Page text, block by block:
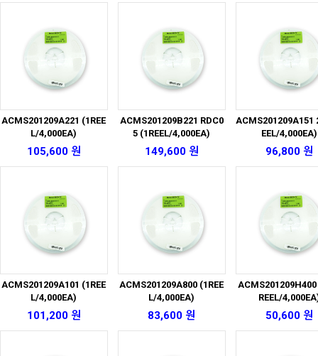
ACMS201209A221 (1REE
L/4,000EA)
105,600 원
ACMS201209B221 RDC0
5 (1REEL/4,000EA)
149,600 원
ACMS201209A151
EEL/4,000EA)
96,800 원
ACMS201209A101 (1REE
L/4,000EA)
101,200 원
ACMS201209A800 (1REE
L/4,000EA)
83,600 원
REEL/
50,600 원